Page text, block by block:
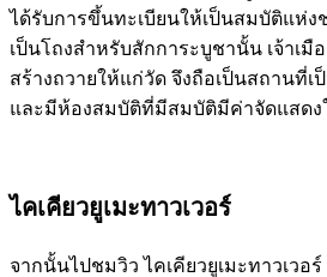
ได้รับการขึ้นทะเบียนให้เป็นสมบัติแห่
เป็นโถงสำหรับสักการะบูชานั้น เจ้าเมื
สร้างถวายให้แก่วัด จึงถือเป็นสถานที่
และมีห้องสมบัติที่มีสมบัติมีค่าจัดแสด
ไคเคียวยูเมะทาวเวอร์
จากนั้นไปชมวิว ไคเคียวยูเมะทาวเวอ